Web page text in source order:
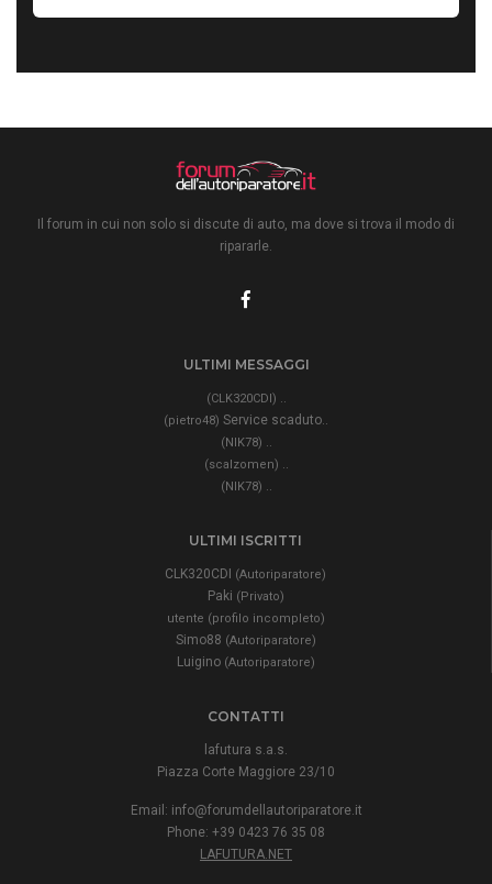
Il forum in cui non solo si discute di auto, ma dove si trova il modo di
ripararle.
ULTIMI MESSAGGI
(CLK320CDI) ..
(pietro48) Service scaduto..
(NIK78) ..
(scalzomen) ..
(NIK78) ..
ULTIMI ISCRITTI
CLK320CDI (Autoriparatore)
Paki (Privato)
utente (profilo incompleto)
Simo88 (Autoriparatore)
Luigino (Autoriparatore)
CONTATTI
lafutura s.a.s.
Piazza Corte Maggiore 23/10
Email: info@forumdellautoriparatore.it
Phone: +39 0423 76 35 08
LAFUTURA.NET